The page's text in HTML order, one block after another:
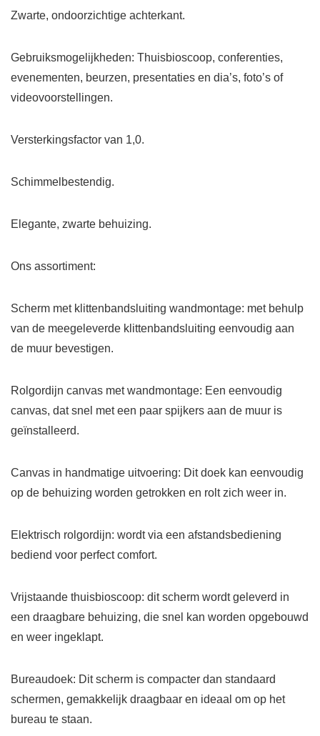
Zwarte, ondoorzichtige achterkant.
Gebruiksmogelijkheden: Thuisbioscoop, conferenties,
evenementen, beurzen, presentaties en dia’s, foto’s of
videovoorstellingen.
Versterkingsfactor van 1,0.
Schimmelbestendig.
Elegante, zwarte behuizing.
Ons assortiment:
Scherm met klittenbandsluiting wandmontage: met behulp
van de meegeleverde klittenbandsluiting eenvoudig aan
de muur bevestigen.
Rolgordijn canvas met wandmontage: Een eenvoudig
canvas, dat snel met een paar spijkers aan de muur is
geïnstalleerd.
Canvas in handmatige uitvoering: Dit doek kan eenvoudig
op de behuizing worden getrokken en rolt zich weer in.
Elektrisch rolgordijn: wordt via een afstandsbediening
bediend voor perfect comfort.
Vrijstaande thuisbioscoop: dit scherm wordt geleverd in
een draagbare behuizing, die snel kan worden opgebouwd
en weer ingeklapt.
Bureaudoek: Dit scherm is compacter dan standaard
schermen, gemakkelijk draagbaar en ideaal om op het
bureau te staan.